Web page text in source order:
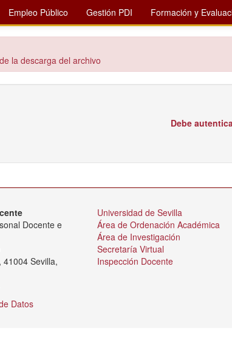
Empleo Público Gestión PDI Formación y
la descarga del archivo
Debe
Docente e
41004 Sevilla,
Datos
Universidad de Sevilla
Área de Ordenación Académica
Área de Investigación
Secretaría Virtual
Inspección Docente